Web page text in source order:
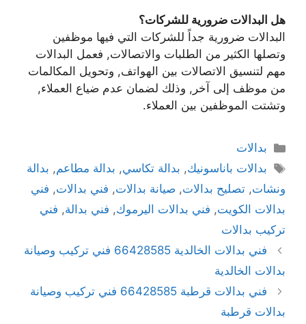
هل البدالات ضرورية للشركات؟
البدالات ضرورية جداً للشركات التي فيها موظفين
وتصلها الكثير من الطلبات والاتصالات, فعمل البدالات
مهم لتنسيق الاتصالات بين الهواتف, وتحويل المكالمات
من موظف إلى آخر, وذلك لضمان عدم ضياع العملاء,
وتشتت الموظفين بين العملاء.
بدالات
بدالات باناسونيك, بدالة تكاسي, بدالة مطاعم, بدالة
ونشات, تصليح بدالات, صيانة بدالات, فني بدالات, فني
بدالات الكويت, فني بدالات اليرموك, فني بدالة, فني
تركيب بدالات
فني بدالات الخالدية 66428585 فني تركيب وصيانة
بدالات الخالدية
فني بدالات قرطبة 66428585 فني تركيب وصيانة
بدالات قرطبة